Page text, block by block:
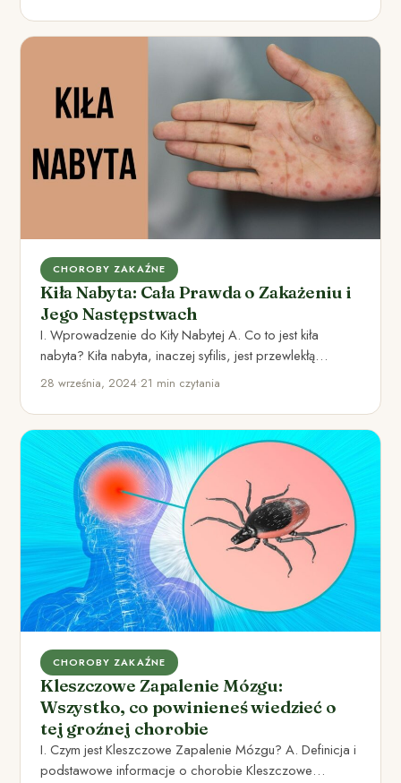
CHOROBY ZAKAŹNE
Kiła Nabyta: Cała Prawda o Zakażeniu i
Jego Następstwach
I. Wprowadzenie do Kiły Nabytej A. Co to jest kiła
nabyta? Kiła nabyta, inaczej syfilis, jest przewlekłą
chorobą…
28 września, 2024•21 min czytania
CHOROBY ZAKAŹNE
Kleszczowe Zapalenie Mózgu:
Wszystko, co powinieneś wiedzieć o
tej groźnej chorobie
I. Czym jest Kleszczowe Zapalenie Mózgu? A. Definicja i
podstawowe informacje o chorobie Kleszczowe